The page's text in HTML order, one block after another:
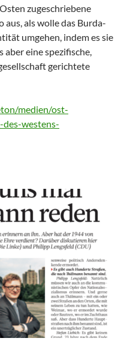
zugeschriebene
aus, als wolle das Burda-
umgehen, indem es sie
eine spezifische,
gerichtete
medien/ost-
westens-